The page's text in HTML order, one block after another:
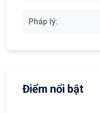
Pháp lý:
Điểm nổi bật